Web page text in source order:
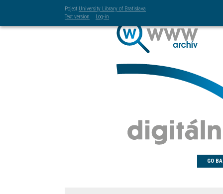
Poject University Library of Bratislava
Text version
Log-in
GO